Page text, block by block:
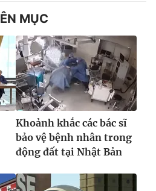
MỤC
Khoảnh khắc các bác sĩ
bảo vệ bệnh nhân trong
động đất tại Nhật Bản